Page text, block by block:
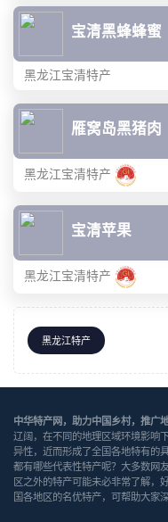
宝清黑蜂蜂蜜
黑龙江宝清特产
雁窝岛黑猪肉
黑龙江宝清特产
宝清苹果
黑龙江宝清特产
黑龙江特产
中华特产网，助力中国乡村，推广地
辽阔，在不同的地理区域环境影响
异性，近而形成了全国各地特有的
都有哪些代表性特产呢？大多数网
区之外的特产可能未必非常了解，
国各地区的名优特产，可帮助大家